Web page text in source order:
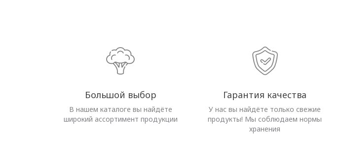
Большой выбор
В нашем каталоге вы найдёте
широкий ассортимент продукции
Гарантия качества
У нас вы найдёте только свежие
продукты! Мы соблюдаем нормы
хранения